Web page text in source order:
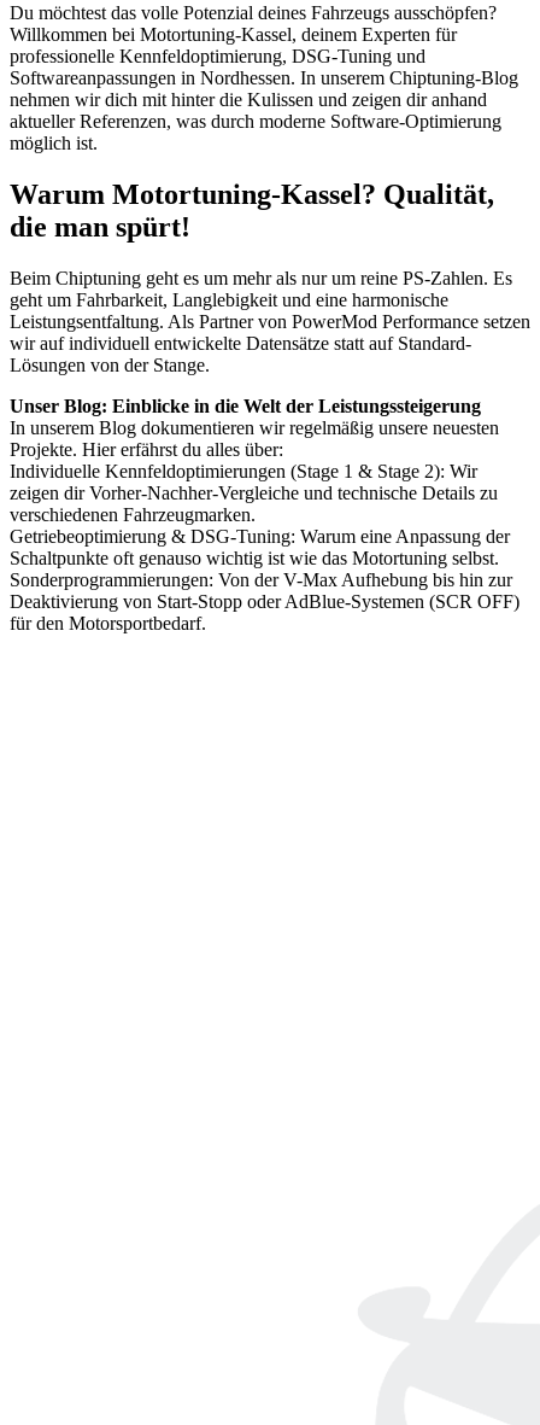
Du möchtest das volle Potenzial deines Fahrzeugs ausschöpfen?
Willkommen bei Motortuning-Kassel, deinem Experten für
professionelle Kennfeldoptimierung, DSG-Tuning und
Softwareanpassungen in Nordhessen. In unserem Chiptuning-Blog
nehmen wir dich mit hinter die Kulissen und zeigen dir anhand
aktueller Referenzen, was durch moderne Software-Optimierung
möglich ist.
Warum Motortuning-Kassel? Qualität,
die man spürt!
Beim Chiptuning geht es um mehr als nur um reine PS-Zahlen. Es
geht um Fahrbarkeit, Langlebigkeit und eine harmonische
Leistungsentfaltung. Als Partner von PowerMod Performance setzen
wir auf individuell entwickelte Datensätze statt auf Standard-
Lösungen von der Stange.
Unser Blog: Einblicke in die Welt der Leistungssteigerung
In unserem Blog dokumentieren wir regelmäßig unsere neuesten
Projekte. Hier erfährst du alles über:
Individuelle Kennfeldoptimierungen (Stage 1 & Stage 2): Wir
zeigen dir Vorher-Nachher-Vergleiche und technische Details zu
verschiedenen Fahrzeugmarken.
Getriebeoptimierung & DSG-Tuning: Warum eine Anpassung der
Schaltpunkte oft genauso wichtig ist wie das Motortuning selbst.
Sonderprogrammierungen: Von der V-Max Aufhebung bis hin zur
Deaktivierung von Start-Stopp oder AdBlue-Systemen (SCR OFF)
für den Motorsportbedarf.